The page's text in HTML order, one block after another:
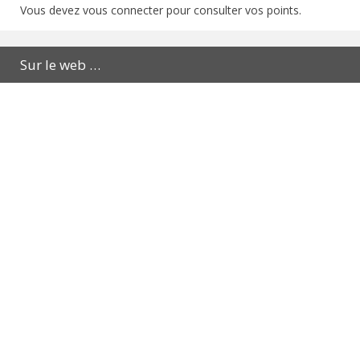
Vous devez vous connecter pour consulter vos points.
Sur le web …